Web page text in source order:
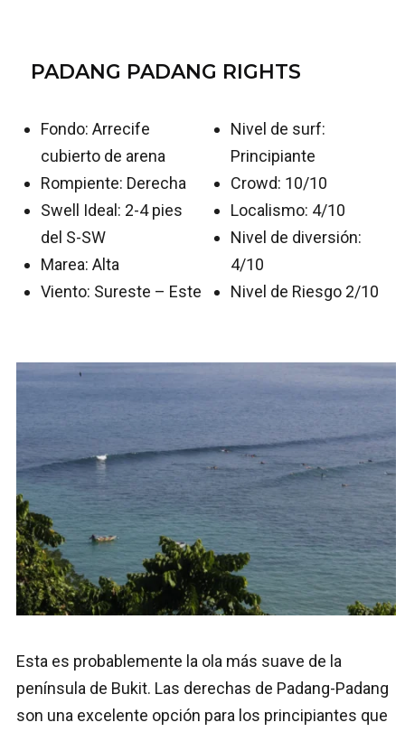
PADANG PADANG RIGHTS
Fondo: Arrecife
cubierto de arena
Rompiente: Derecha
Swell Ideal: 2-4 pies
del S-SW
Marea: Alta
Viento: Sureste – Este
Nivel de surf:
Principiante
Crowd: 10/10
Localismo: 4/10
Nivel de diversión:
4/10
Nivel de Riesgo 2/10
Esta es probablemente la ola más suave de la
península de Bukit. Las derechas de Padang-Padang
son una excelente opción para los principiantes que